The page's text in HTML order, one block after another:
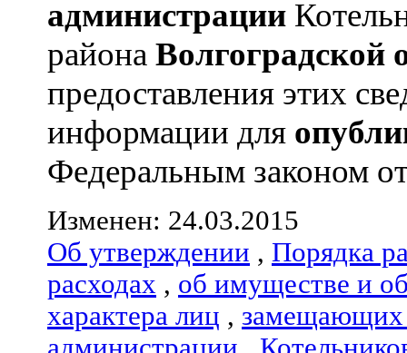
администрации
района Волгоградской
предоставления этих
информации для
Федеральным законом
Изменен: 24.03.2015
Об утверждении , Порядка
расходах , об имуществе и
характера лиц , замещающих